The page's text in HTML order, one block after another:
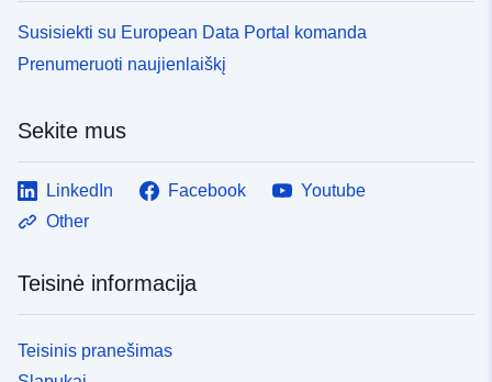
Susisiekti su European Data Portal komanda
Prenumeruoti naujienlaiškį
Sekite mus
LinkedIn Facebook
Youtube
Other
Teisinė informacija
Teisinis pranešimas